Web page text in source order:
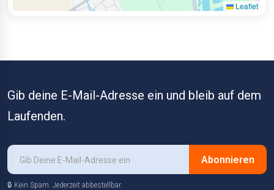
Leaflet
Gib deine E-Mail-Adresse ein und bleib auf dem
Laufenden.
Abonnieren
🔒 Kein Spam. Jederzeit abbestellbar.